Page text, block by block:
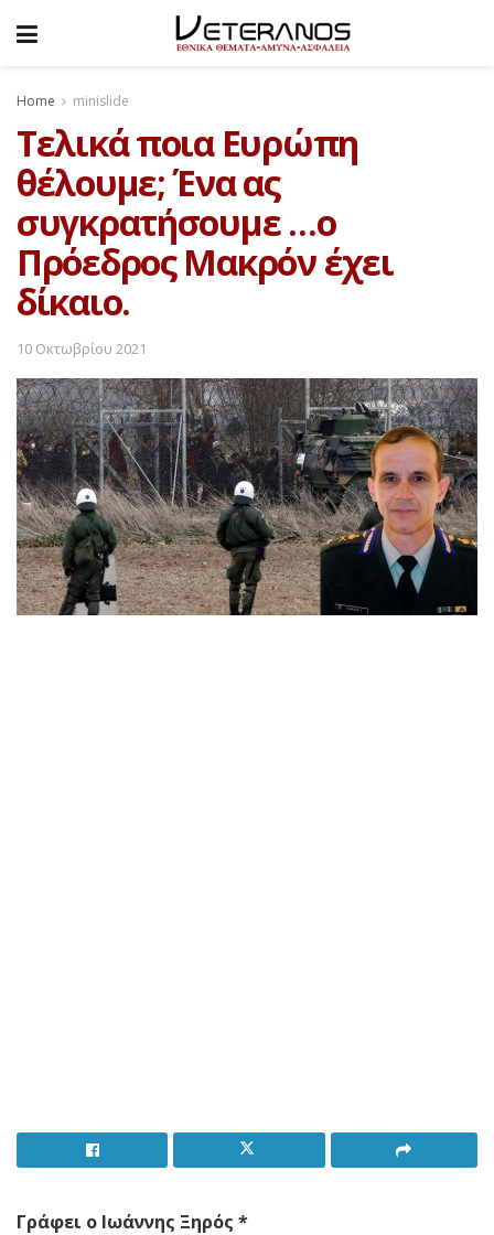
Home minislide
Τελικά ποια Ευρώπη
θέλουμε; Ένα ας
συγκρατήσουμε …ο
Πρόεδρος Μακρόν έχει
δίκαιο.
10 Οκτωβρίου 2021
Γράφει ο Ιωάννης Ξηρός *